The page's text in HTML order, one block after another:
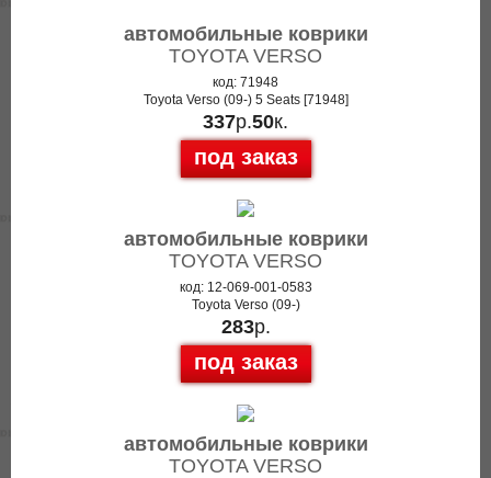
автомобильные коврики
TOYOTA VERSO
код: 71948
Toyota Verso (09-) 5 Seats [71948]
337р.50к.
под заказ
автомобильные коврики
TOYOTA VERSO
код: 12-069-001-0583
Toyota Verso (09-)
283р.
под заказ
автомобильные коврики
TOYOTA VERSO